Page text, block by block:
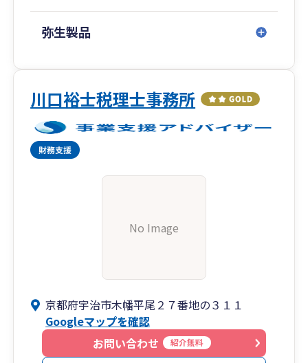
弥生製品
川口裕士税理士事務所
No Image
京都府宇治市木幡平尾２７番地の３１１
Googleマップを確認
お問い合わせ
紹介無料